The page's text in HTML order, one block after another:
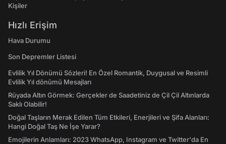
Kişiler
Hızlı Erişim
Hava Durumu
Son Depremler Listesi
Evlilik Yıl Dönümü Sözleri! En Özel Romantik, Duygusal ve Resimli
Evlilik Yıl dönümü Mesajları
Rüyada Altın Görmek: Gerçekler de Saadetiniz de Çil Çil Altınlarda
Saklı Olabilir!
Doğal Taşların Merak Edilen Tüm Etkileri, Enerjileri ve Şifa Alanları:
Hangi Doğal Taş Ne İşe Yarar?
Emojilerin Anlamları: 2023 WhatsApp, Instagram ve Twitter'da En